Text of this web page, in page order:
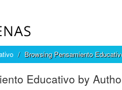
Browsing Pensamiento
Educativo by